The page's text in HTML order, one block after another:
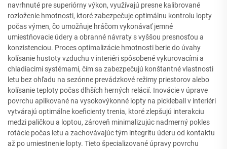
navrhnuté pre superiórny výkon, využívajú presne kalibrované
rozloženie hmotnosti, ktoré zabezpečuje optimálnu kontrolu lopty
počas výmen, čo umožňuje hráčom vykonávať jemné
umiestňovacie údery a obranné návraty s vyššou presnosťou a
konzistenciou. Proces optimalizácie hmotnosti berie do úvahy
kolísanie hustoty vzduchu v interiéri spôsobené vykurovacími a
chladiacimi systémami, čím sa zabezpečujú konštantné vlastnosti
letu bez ohľadu na sezónne prevádzkové režimy priestorov alebo
kolísanie teploty počas dlhších herných relácií. Inovácie v úprave
povrchu aplikované na vysokovýkonné lopty na pickleball v interiéri
vytvárajú optimálne koeficienty trenia, ktoré zlepšujú interakciu
medzi paličkou a loptou, zároveň minimalizujúc nadmerný pokles
rotácie počas letu a zachovávajúc tým integritu úderu od kontaktu
až po umiestnenie lopty. Tieto špecializované úpravy povrchu